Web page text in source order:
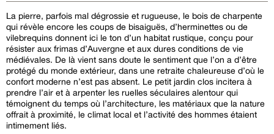
La pierre, parfois mal dégrossie et rugueuse, le bois de charpente
qui révèle encore les coups de bisaiguës, d’herminettes ou de
vilebrequins donnent ici le ton d’un habitat rustique, conçu pour
résister aux frimas d’Auvergne et aux dures conditions de vie
médiévales. De là vient sans doute le sentiment que l’on a d’être
protégé du monde extérieur, dans une retraite chaleureuse d’où le
confort moderne n’est pas absent. Le petit jardin clos incitera à
prendre l’air et à arpenter les ruelles séculaires alentour qui
témoignent du temps où l’architecture, les matériaux que la nature
offrait à proximité, le climat local et l’activité des hommes étaient
intimement liés.